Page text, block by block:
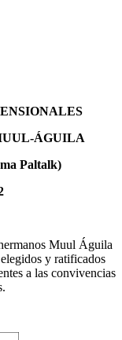
ÁGUILA
Paltalk)
Muul Águila
y ratificados
a las convivencias